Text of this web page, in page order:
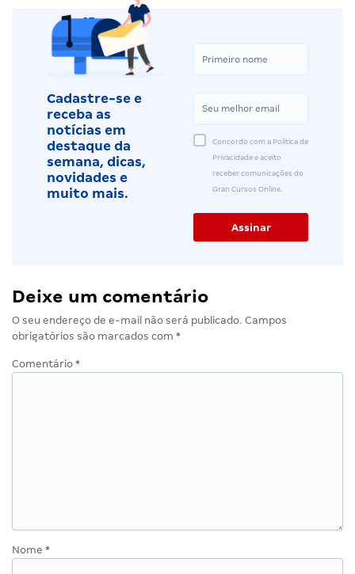
Cadastre-se e
receba as
notícias em
destaque da
semana, dicas,
novidades e
muito mais.
Concordo com a Política de
Privacidade e aceito
receber comunicações do
Gran Cursos Online.
Deixe um comentário
O seu endereço de e-mail não será publicado. Campos
obrigatórios são marcados com *
Comentário *
Nome *